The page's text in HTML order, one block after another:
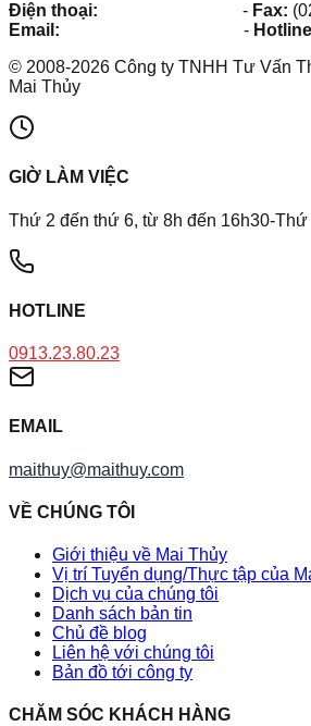
Điện thoại:
- Fax:
Email:
-
© 2008-2026 Công ty TNHH Tư Vấn
Mai Thủy
GIỜ LÀM VIỆC
Thứ 2 đến thứ 6, từ 8h đến 16h30-Thứ
HOTLINE
0913.23.80.23
EMAIL
maithuy@maithuy.com
VỀ CHÚNG TÔI
Giới thiệu về Mai Thủy
Vị trí Tuyển dụng/Thực tập của
Dịch vụ của chúng tôi
Danh sách bản tin
Chủ đề blog
Liên hệ với chúng tôi
Bản đồ tới công ty
CHĂM SÓC KHÁCH HÀNG